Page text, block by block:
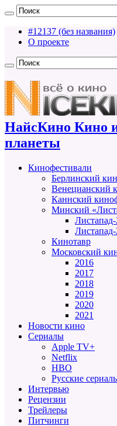
#12137 (без названия)
О проекте
НайсКино Кино
планеты
Кинофестивали
Берлинский
Венецианский
Каннский
Минский
Кинотавр
Московский
2016
2017
2018
2019
2020
2021
Новости кино
Сериалы
Apple TV+
Netflix
HBO
Русские
Интервью
Рецензии
Трейлеры
Питчинги